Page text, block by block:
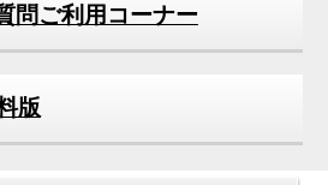
問ご利用コーナー
版